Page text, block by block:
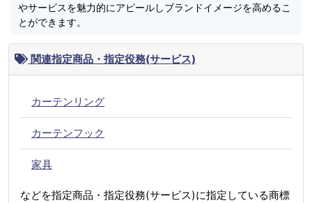
やサービスを魅力的にアピールしブランドイメージを高めるこ
とができます。
関連指定商品・指定役務(サービス)
カーテンリング
カーテンフック
家具
などを指定商品・指定役務(サービス)に指定している商標